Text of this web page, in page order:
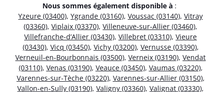
Nous sommes également disponible à :
Yzeure (03400), Ygrande (03160), Voussac (03140), Vitray
(03360), Viplaix (03370), Villeneuve-sur-Allier (03460),
Villefranche-d’Allier (03430), Villebret (03310), Vieure
(03430), Vicq (03450), Vichy (03200), Vernusse (03390),
Verneuil-en-Bourbonnais (03500), Verneix (03190), Vendat
(03110), Venas (03190), Veauce (03450), Vaumas (03220),
Varennes-sur-Tèche (03220), Varennes-sur-Allier (03150),
Vallon-en-Sully (03190), Valigny (03360), Valignat (03330),